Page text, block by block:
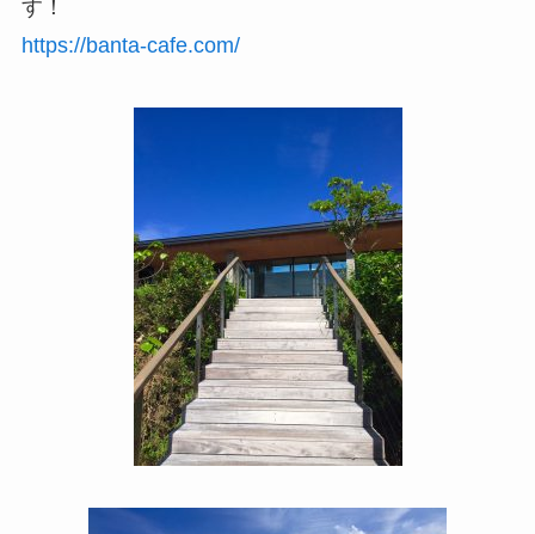
す！
https://banta-cafe.com/